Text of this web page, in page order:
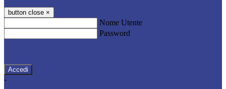
button close ×
Nome Utente
Password
-